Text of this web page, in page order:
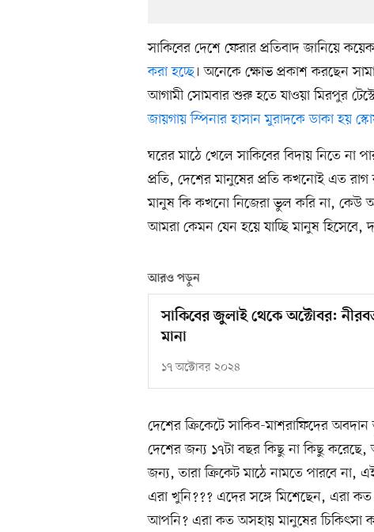
সাকিবের দেশে ফেরার প্রতিবাদ জানিয়ে
করা হচ্ছে। অনেকে ক্ষোভ প্রকাশ করছেন
আগামী সোমবার শুরু হতে যাওয়া মিরপুর
জায়গায় স্পিনার হাসান মুরাদকে ডাকা হয়
ঘরের মাঠে খেলে সাকিবের বিদায় নিতে না
প্রতি, দেশের মানুষের প্রতি কখনোই এত
মানুষ কি কখনো নিজেরা ভুল করি না, কেউ
আমরা কেমন যেন হয়ে যাচ্ছি মানুষ হিসেবে,
আরও পড়ুন
সাকিবের জুলাই থেকে অক্টোবর:
মানা
১৭ অক্টোবর ২০২৪
দেশের ক্রিকেটে সাকিব-মাশরাফিদের
দেশের জন্য ১৭টা বছর কিছু না কিছু
জন্য, তারা ক্রিকেট মাঠে নামতে পারবে না,
এরা খুনি??? এদের সঙ্গে মিশেছেন, এরা কত
আপনি? এরা কত অসহায় মানুষের চিকিৎসা